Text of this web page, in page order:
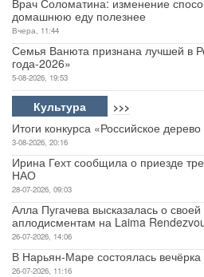
домашнюю еду полезнее
Вчера, 11:44
Семья Ванюта признана лучшей в
года-2026»
5-08-2026, 19:53
Культура >>>
Итоги конкурса «Российское
3-08-2026, 20:16
Ирина Гехт сообщила о приезде
НАО
28-07-2026, 09:03
Алла Пугачева высказалась о своей
аплодисментам на Laima
26-07-2026, 14:06
В Нарьян-Маре состоялась
26-07-2026, 11:16